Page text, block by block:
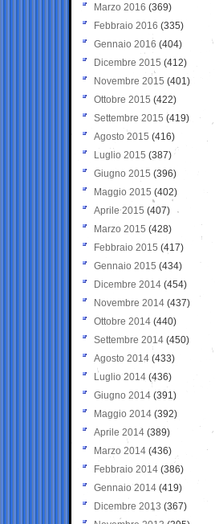
Marzo 2016 (369)
Febbraio 2016 (335)
Gennaio 2016 (404)
Dicembre 2015 (412)
Novembre 2015 (401)
Ottobre 2015 (422)
Settembre 2015 (419)
Agosto 2015 (416)
Luglio 2015 (387)
Giugno 2015 (396)
Maggio 2015 (402)
Aprile 2015 (407)
Marzo 2015 (428)
Febbraio 2015 (417)
Gennaio 2015 (434)
Dicembre 2014 (454)
Novembre 2014 (437)
Ottobre 2014 (440)
Settembre 2014 (450)
Agosto 2014 (433)
Luglio 2014 (436)
Giugno 2014 (391)
Maggio 2014 (392)
Aprile 2014 (389)
Marzo 2014 (436)
Febbraio 2014 (386)
Gennaio 2014 (419)
Dicembre 2013 (367)